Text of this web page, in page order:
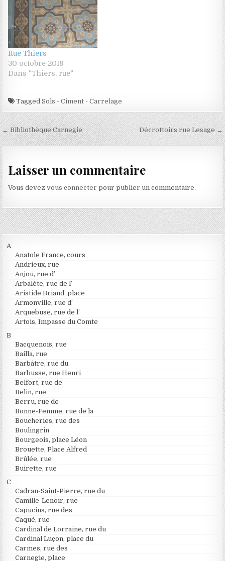
Rue Thiers
30 octobre 2018
Dans "Thiers, rue"
TaggedSols - Ciment - Carrelage
Navigation de l’articleDécrottoirs rue Lesage →
← Bibliothèque Carnegie
Laisser un commentaire
Vous devezvous connecter pour publier un commentaire.
A
Anatole France, cours
Andrieux, rue
Anjou, rue d’
Arbalète, rue de l’
Aristide Briand, place
Armonville, rue d’
Arquebuse, rue de l’
Artois, Impasse du Comte
B
Bacquenois, rue
Bailla, rue
Barbâtre, rue du
Barbusse, rue Henri
Belfort, rue de
Belin, rue
Berru, rue de
Bonne-Femme, rue de la
Boucheries, rue des
Boulingrin
Bourgeois, place Léon
Brouette, Place Alfred
Brûlée, rue
Buirette, rue
C
Cadran-Saint-Pierre, rue du
Camille-Lenoir, rue
Capucins, rue des
Caqué, rue
Cardinal de Lorraine, rue du
Cardinal Luçon, place du
Carmes, rue des
Carnegie, place